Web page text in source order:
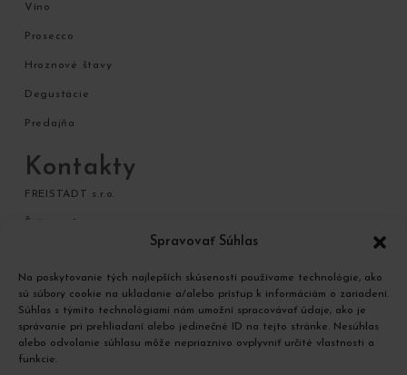
Spravovať Súhlas
Na poskytovanie tých najlepších skúseností používame technológie, ako
sú súbory cookie na ukladanie a/alebo prístup k informáciám o zariadení.
Súhlas s týmito technológiami nám umožní spracovávať údaje, ako je
správanie pri prehliadaní alebo jedinečné ID na tejto stránke. Nesúhlas
alebo odvolanie súhlasu môže nepriaznivo ovplyvniť určité vlastnosti a
funkcie.
Víno
Prosecco
Hroznové štavy
Degustácie
Predajňa
Kontakty
FREISTADT s.r.o.
Štúrova 1
+421 948 068 598
+421 948 168 338
obchod@chateaufreistadt.sk